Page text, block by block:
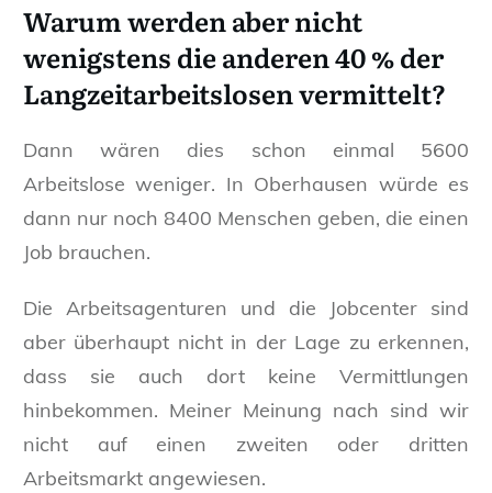
Warum werden aber nicht
wenigstens die anderen 40 % der
Langzeitarbeitslosen vermittelt?
Dann wären dies schon einmal 5600
Arbeitslose weniger. In Oberhausen würde es
dann nur noch 8400 Menschen geben, die einen
Job brauchen.
Die Arbeitsagenturen und die Jobcenter sind
aber überhaupt nicht in der Lage zu erkennen,
dass sie auch dort keine Vermittlungen
hinbekommen. Meiner Meinung nach sind wir
nicht auf einen zweiten oder dritten
Arbeitsmarkt angewiesen.